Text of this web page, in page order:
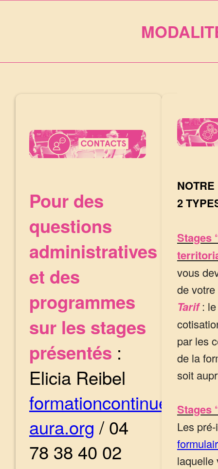
Pour des
questions
administratives
et des
programmes
sur les stages
présentés :
Elicia Reibel
aura.org / 04
78 38 40 02
2
Stages
vous
de
Tarif: le
par les
de la
soit
Stages
Les
laquelle